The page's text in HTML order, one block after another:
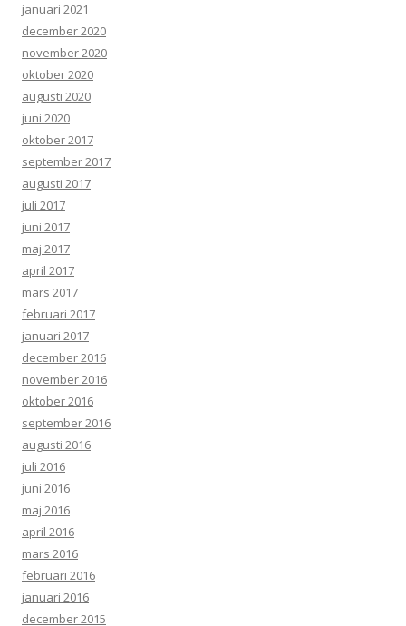
januari 2021
december 2020
november 2020
oktober 2020
augusti 2020
juni 2020
oktober 2017
september 2017
augusti 2017
juli 2017
juni 2017
maj 2017
april 2017
mars 2017
februari 2017
januari 2017
december 2016
november 2016
oktober 2016
september 2016
augusti 2016
juli 2016
juni 2016
maj 2016
april 2016
mars 2016
februari 2016
januari 2016
december 2015